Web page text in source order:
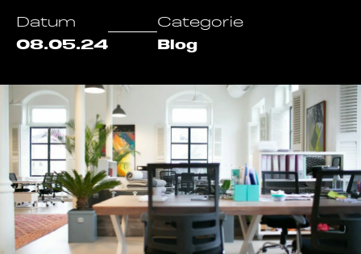
Datum
08.05.24
Categorie
Blog